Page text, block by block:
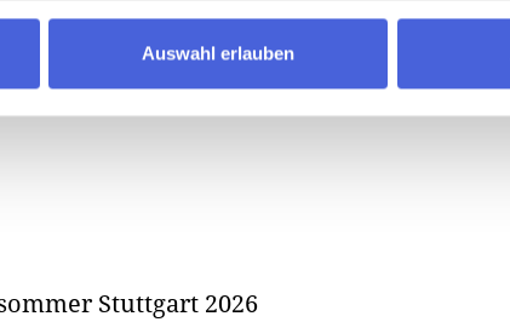
Auswahl erlauben
Stuttgart 2026